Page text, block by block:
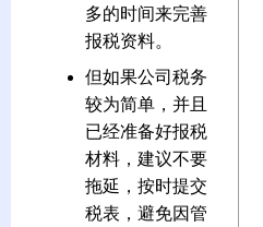
多的时间来完善
报税资料。
但如果公司税务
较为简单，并且
已经准备好报税
材料，建议不要
拖延，按时提交
税表，避免因管